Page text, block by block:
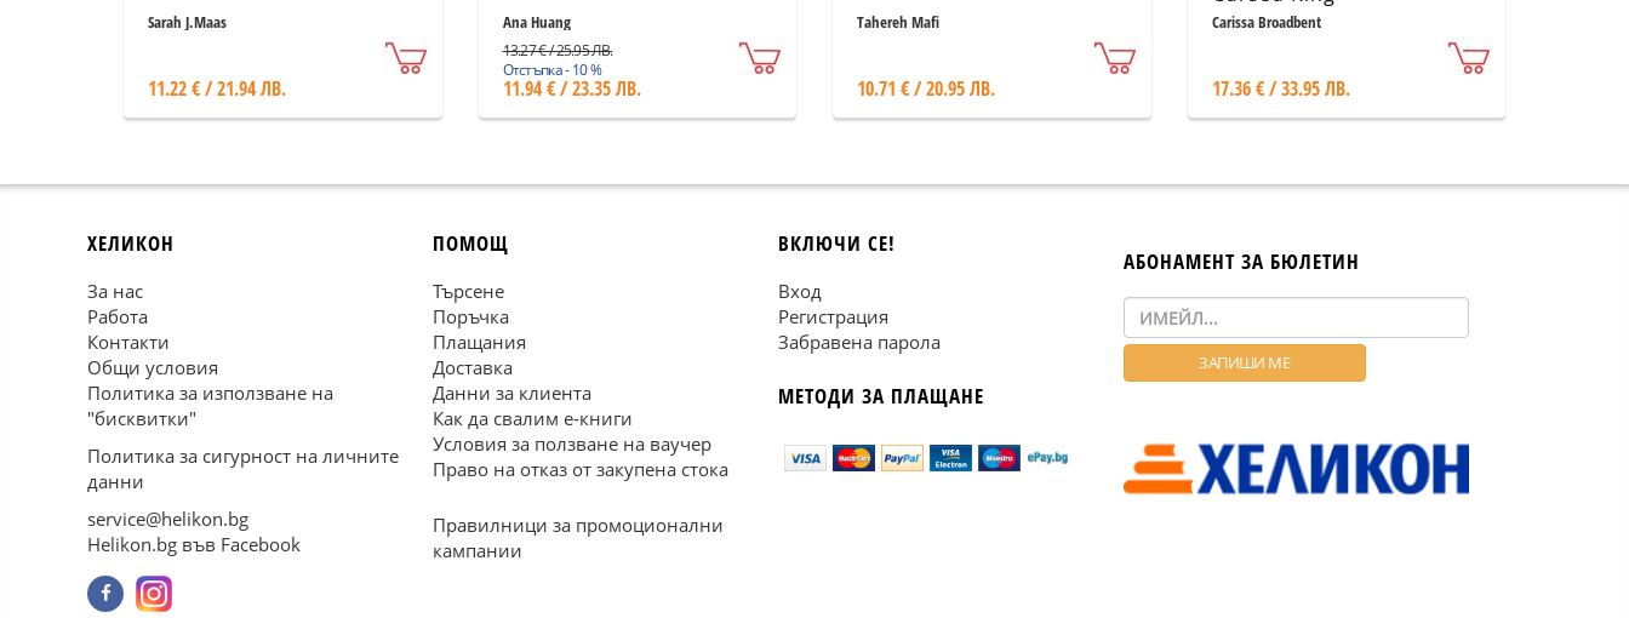
Sarah J.Maas
11.22 € / 21.94 ЛВ.
Ana Huang
13.27 € / 25.95 ЛВ.
Отстъпка - 10 %
11.94 € / 23.35 ЛВ.
Tahereh Mafi
10.71 € / 20.95 ЛВ.
Carissa Broadbent
17.36 € / 33.95 ЛВ.
ХЕЛИКОН
За нас
Работа
Контакти
Общи условия
Политика за използване на
"бисквитки"
Политика за сигурност на личните
данни
service@helikon.bg
Helikon.bg във Facebook
ПОМОЩ
Търсене
Поръчка
Плащания
Доставка
Данни за клиента
Как да свалим е-книги
Условия за ползване на ваучер
Право на отказ от закупена стока
Правилници за промоционални
кампании
ВКЛЮЧИ СЕ!
Вход
Регистрация
Забравена парола
МЕТОДИ ЗА ПЛАЩАНЕ
АБОНАМЕНТ ЗА БЮЛЕТИН